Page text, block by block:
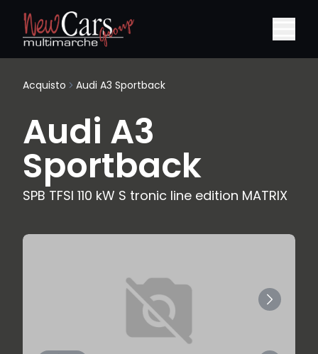
Acquisto Audi A3 Sportback
Audi A3
Sportback
SPB TFSI 110 kW S tronic line edition MATRIX